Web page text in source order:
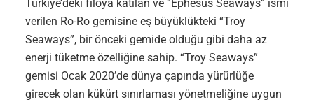
Türkiye’deki filoya katılan ve “Ephesus Seaways” ismi
verilen Ro-Ro gemisine eş büyüklükteki “Troy
Seaways”, bir önceki gemide olduğu gibi daha az
enerji tüketme özelliğine sahip. “Troy Seaways”
gemisi Ocak 2020’de dünya çapında yürürlüğe
girecek olan kükürt sınırlaması yönetmeliğine uygun